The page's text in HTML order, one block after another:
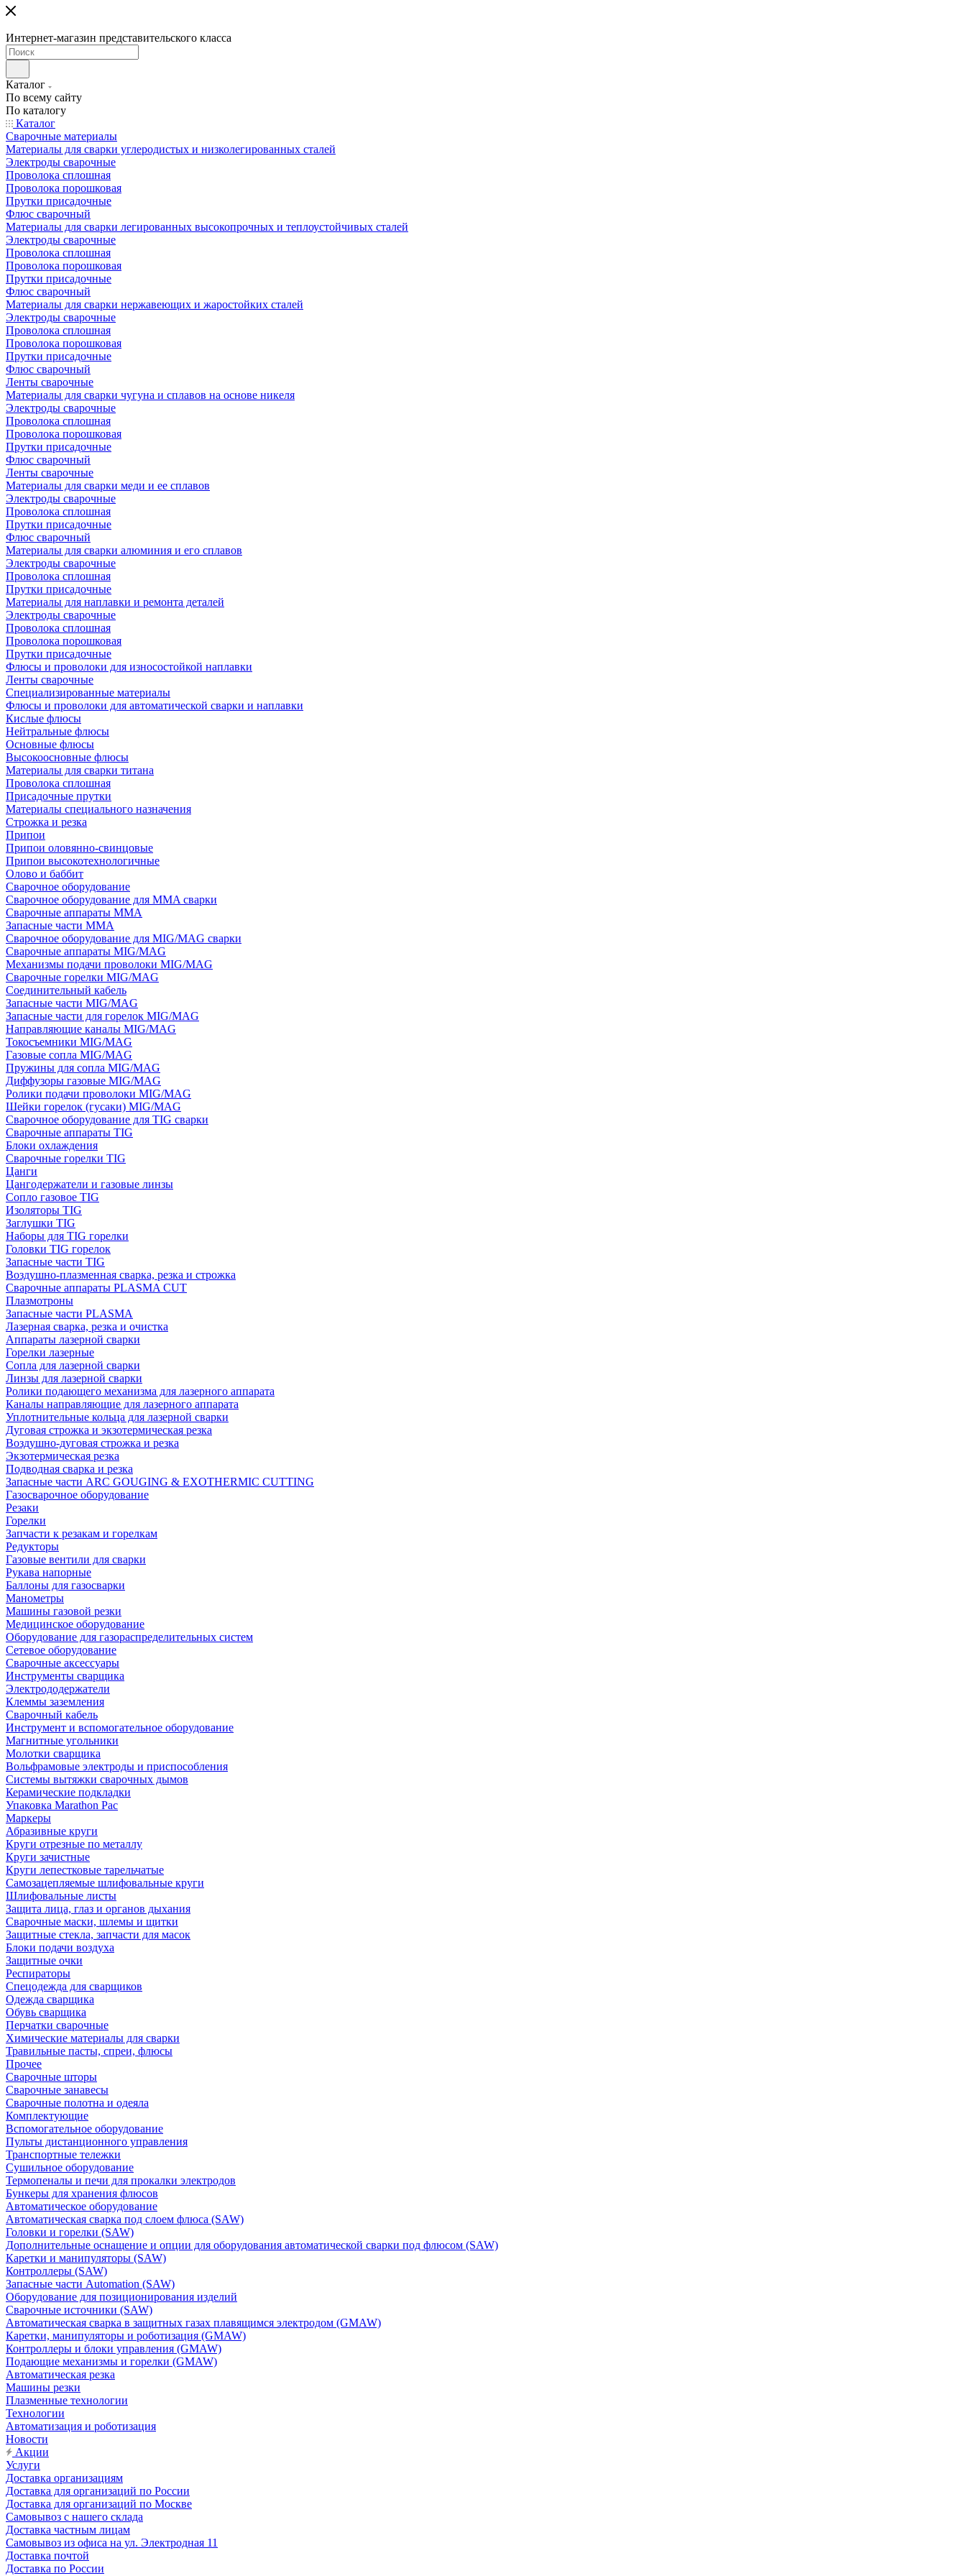
Интернет-магазин представительского класса
Каталог
По всему сайту
По каталогу
Каталог
Сварочные материалы
Материалы для сварки углеродистых и низколегированных сталей
Электроды сварочные
Проволока сплошная
Проволока порошковая
Прутки присадочные
Флюс сварочный
Материалы для сварки легированных высокопрочных и теплоустойчивых сталей
Электроды сварочные
Проволока сплошная
Проволока порошковая
Прутки присадочные
Флюс сварочный
Материалы для сварки нержавеющих и жаростойких сталей
Электроды сварочные
Проволока сплошная
Проволока порошковая
Прутки присадочные
Флюс сварочный
Ленты сварочные
Материалы для сварки чугуна и сплавов на основе никеля
Электроды сварочные
Проволока сплошная
Проволока порошковая
Прутки присадочные
Флюс сварочный
Ленты сварочные
Материалы для сварки меди и ее сплавов
Электроды сварочные
Проволока сплошная
Прутки присадочные
Флюс сварочный
Материалы для сварки алюминия и его сплавов
Электроды сварочные
Проволока сплошная
Прутки присадочные
Материалы для наплавки и ремонта деталей
Электроды сварочные
Проволока сплошная
Проволока порошковая
Прутки присадочные
Флюсы и проволоки для износостойкой наплавки
Ленты сварочные
Специализированные материалы
Флюсы и проволоки для автоматической сварки и наплавки
Кислые флюсы
Нейтральные флюсы
Основные флюсы
Высокоосновные флюсы
Материалы для сварки титана
Проволока сплошная
Присадочные прутки
Материалы специального назначения
Строжка и резка
Припои
Припои оловянно-свинцовые
Припои высокотехнологичные
Олово и баббит
Сварочное оборудование
Сварочное оборудование для MMA сварки
Сварочные аппараты MMA
Запасные части MMA
Сварочное оборудование для MIG/MAG сварки
Сварочные аппараты MIG/MAG
Механизмы подачи проволоки MIG/MAG
Сварочные горелки MIG/MAG
Соединительный кабель
Запасные части MIG/MAG
Запасные части для горелок MIG/MAG
Направляющие каналы MIG/MAG
Токосъемники MIG/MAG
Газовые сопла MIG/MAG
Пружины для сопла MIG/MAG
Диффузоры газовые MIG/MAG
Ролики подачи проволоки MIG/MAG
Шейки горелок (гусаки) MIG/MAG
Сварочное оборудование для TIG сварки
Сварочные аппараты TIG
Блоки охлаждения
Сварочные горелки TIG
Цанги
Цангодержатели и газовые линзы
Сопло газовое TIG
Изоляторы TIG
Заглушки TIG
Наборы для TIG горелки
Головки TIG горелок
Запасные части TIG
Воздушно-плазменная сварка, резка и строжка
Сварочные аппараты PLASMA CUT
Плазмотроны
Запасные части PLASMA
Лазерная сварка, резка и очистка
Аппараты лазерной сварки
Горелки лазерные
Сопла для лазерной сварки
Линзы для лазерной сварки
Ролики подающего механизма для лазерного аппарата
Каналы направляющие для лазерного аппарата
Уплотнительные кольца для лазерной сварки
Дуговая строжка и экзотермическая резка
Воздушно-дуговая строжка и резка
Экзотермическая резка
Подводная сварка и резка
Запасные части ARC GOUGING & EXOTHERMIC CUTTING
Газосварочное оборудование
Резаки
Горелки
Запчасти к резакам и горелкам
Редукторы
Газовые вентили для сварки
Рукава напорные
Баллоны для газосварки
Манометры
Машины газовой резки
Медицинское оборудование
Оборудование для газораспределительных систем
Сетевое оборудование
Сварочные аксессуары
Инструменты сварщика
Электрододержатели
Клеммы заземления
Сварочный кабель
Инструмент и вспомогательное оборудование
Магнитные угольники
Молотки сварщика
Вольфрамовые электроды и приспособления
Системы вытяжки сварочных дымов
Керамические подкладки
Упаковка Marathon Pac
Маркеры
Абразивные круги
Круги отрезные по металлу
Круги зачистные
Круги лепестковые тарельчатые
Самозацепляемые шлифовальные круги
Шлифовальные листы
Защита лица, глаз и органов дыхания
Сварочные маски, шлемы и щитки
Защитные стекла, запчасти для масок
Блоки подачи воздуха
Защитные очки
Респираторы
Спецодежда для сварщиков
Одежда сварщика
Обувь сварщика
Перчатки сварочные
Химические материалы для сварки
Травильные пасты, спреи, флюсы
Прочее
Сварочные шторы
Сварочные занавесы
Сварочные полотна и одеяла
Комплектующие
Вспомогательное оборудование
Пульты дистанционного управления
Транспортные тележки
Сушильное оборудование
Термопеналы и печи для прокалки электродов
Бункеры для хранения флюсов
Автоматическое оборудование
Автоматическая сварка под слоем флюса (SAW)
Головки и горелки (SAW)
Дополнительные оснащение и опции для оборудования автоматической сварки под флюсом (SAW)
Каретки и манипуляторы (SAW)
Контроллеры (SAW)
Запасные части Automation (SAW)
Оборудование для позиционирования изделий
Сварочные источники (SAW)
Автоматическая сварка в защитных газах плавящимся электродом (GMAW)
Каретки, манипуляторы и роботизация (GMAW)
Контроллеры и блоки управления (GMAW)
Подающие механизмы и горелки (GMAW)
Автоматическая резка
Машины резки
Плазменные технологии
Технологии
Автоматизация и роботизация
Новости
Акции
Услуги
Доставка организациям
Доставка для организаций по России
Доставка для организаций по Москве
Самовывоз с нашего склада
Доставка частным лицам
Самовывоз из офиса на ул. Электродная 11
Доставка почтой
Доставка по России